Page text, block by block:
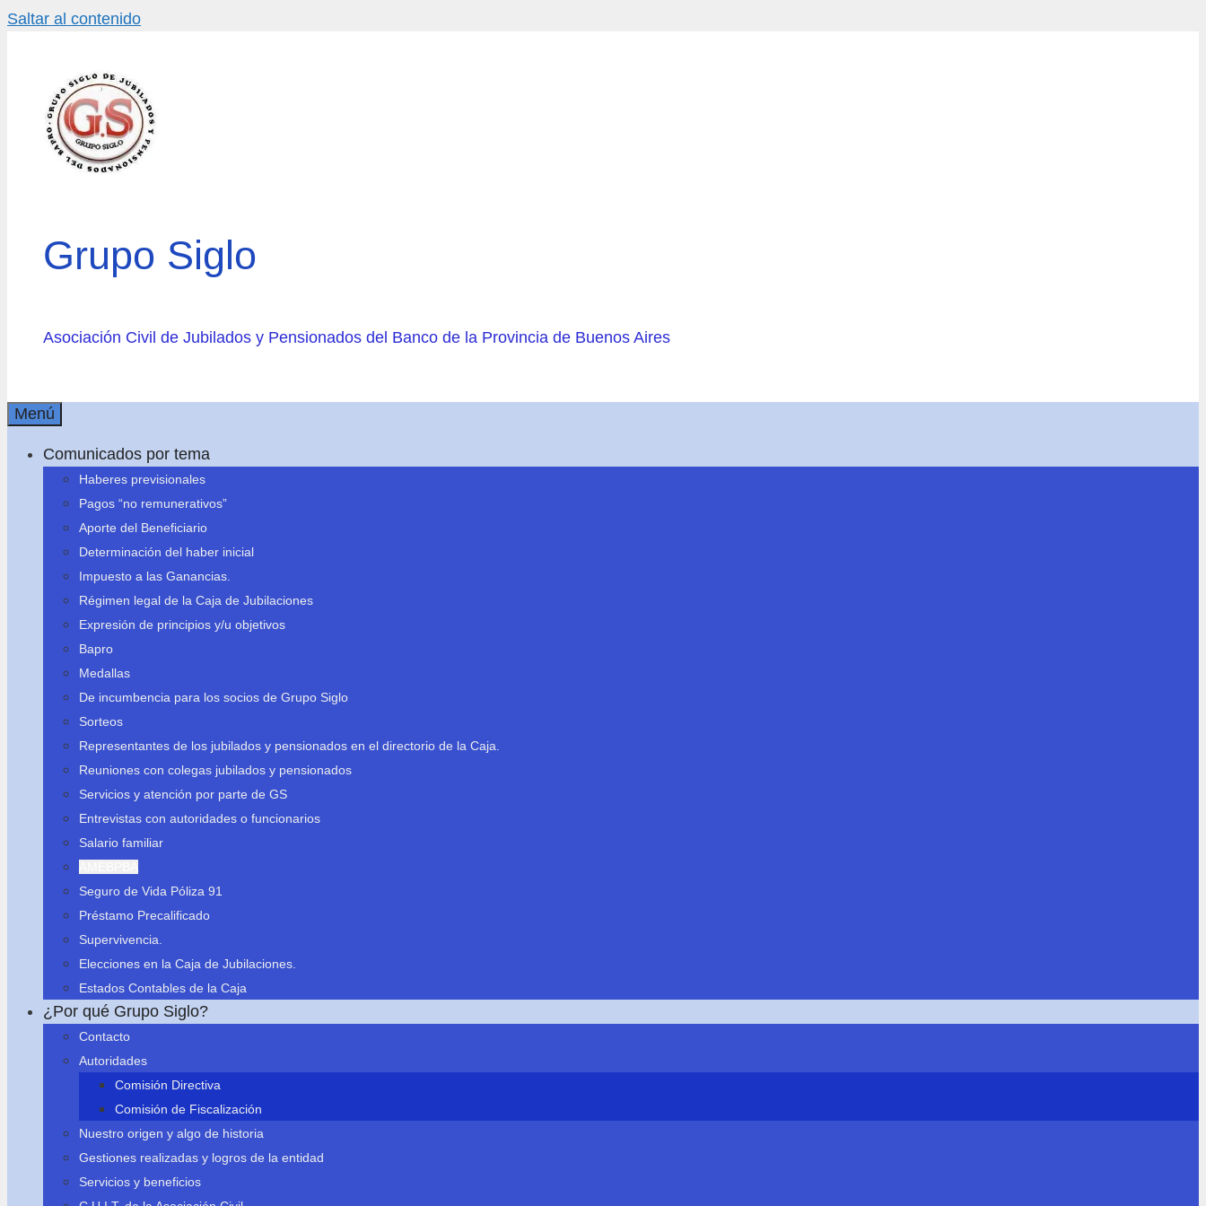
Saltar al contenido
Grupo Siglo
Asociación Civil de Jubilados y Pensionados del Banco de la Provincia de Buenos Aires
Menú
Comunicados por tema
Haberes previsionales
Pagos “no remunerativos”
Aporte del Beneficiario
Determinación del haber inicial
Impuesto a las Ganancias.
Régimen legal de la Caja de Jubilaciones
Expresión de principios y/u objetivos
Bapro
Medallas
De incumbencia para los socios de Grupo Siglo
Sorteos
Representantes de los jubilados y pensionados en el directorio de la Caja.
Reuniones con colegas jubilados y pensionados
Servicios y atención por parte de GS
Entrevistas con autoridades o funcionarios
Salario familiar
Seguro de Vida Póliza 91
Préstamo Precalificado
Supervivencia.
Elecciones en la Caja de Jubilaciones.
Estados Contables de la Caja
¿Por qué Grupo Siglo?
Contacto
Autoridades
Comisión Directiva
Comisión de Fiscalización
Nuestro origen y algo de historia
Gestiones realizadas y logros de la entidad
Servicios y beneficios